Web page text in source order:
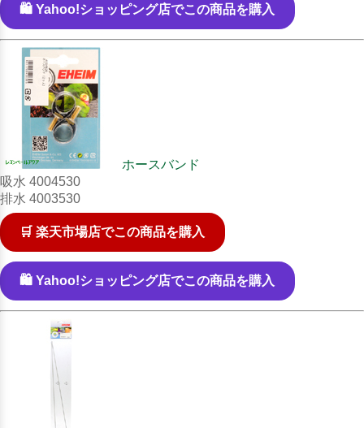
🛍️ Yahoo!ショッピング店でこの商品を購入
ホースバンド
吸水 4004530
排水 4003530
🛒 楽天市場店でこの商品を購入
🛍️ Yahoo!ショッピング店でこの商品を購入